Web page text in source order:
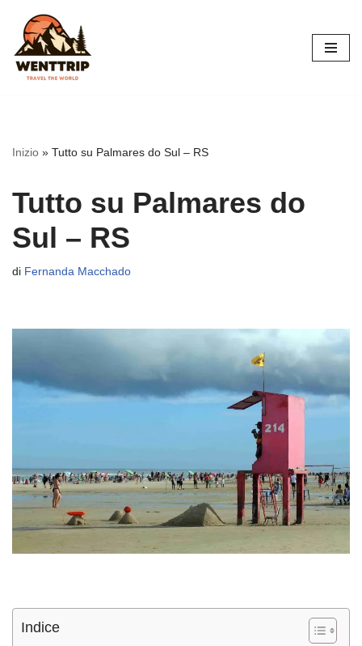
Vai
al
contenuto
Inizio » Tutto su Palmares do Sul – RS
Tutto su Palmares do
Sul – RS
di Fernanda Macchado
Indice